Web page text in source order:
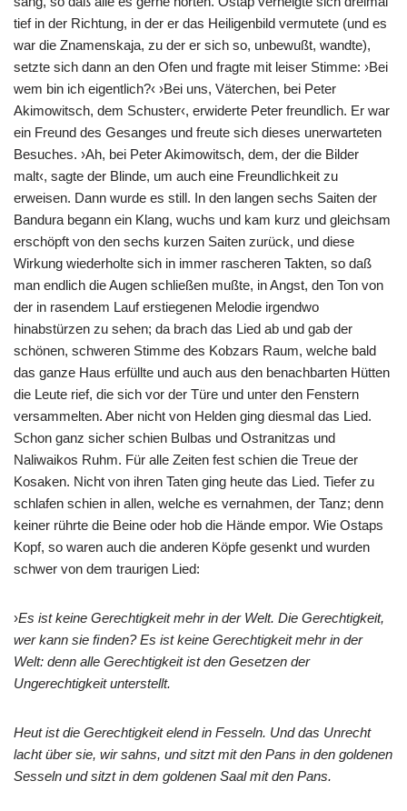
tief in der Richtung, in der er das Heiligenbild vermutete (und es
war die Znamenskaja, zu der er sich so, unbewußt, wandte),
setzte sich dann an den Ofen und fragte mit leiser Stimme: ›Bei
wem bin ich eigentlich?‹ ›Bei uns, Väterchen, bei Peter
Akimowitsch, dem Schuster‹, erwiderte Peter freundlich. Er war
ein Freund des Gesanges und freute sich dieses unerwarteten
Besuches. ›Ah, bei Peter Akimowitsch, dem, der die Bilder
malt‹, sagte der Blinde, um auch eine Freundlichkeit zu
erweisen. Dann wurde es still. In den langen sechs Saiten der
Bandura begann ein Klang, wuchs und kam kurz und gleichsam
erschöpft von den sechs kurzen Saiten zurück, und diese
Wirkung wiederholte sich in immer rascheren Takten, so daß
man endlich die Augen schließen mußte, in Angst, den Ton von
der in rasendem Lauf erstiegenen Melodie irgendwo
hinabstürzen zu sehen; da brach das Lied ab und gab der
schönen, schweren Stimme des Kobzars Raum, welche bald
das ganze Haus erfüllte und auch aus den benachbarten Hütten
die Leute rief, die sich vor der Türe und unter den Fenstern
versammelten. Aber nicht von Helden ging diesmal das Lied.
Schon ganz sicher schien Bulbas und Ostranitzas und
Naliwaikos Ruhm. Für alle Zeiten fest schien die Treue der
Kosaken. Nicht von ihren Taten ging heute das Lied. Tiefer zu
schlafen schien in allen, welche es vernahmen, der Tanz; denn
keiner rührte die Beine oder hob die Hände empor. Wie Ostaps
Kopf, so waren auch die anderen Köpfe gesenkt und wurden
schwer von dem traurigen Lied:
›Es ist keine Gerechtigkeit mehr in der Welt. Die Gerechtigkeit,
wer kann sie ﬁnden? Es ist keine Gerechtigkeit mehr in der
Welt: denn alle Gerechtigkeit ist den Gesetzen der
Ungerechtigkeit unterstellt.
Heut ist die Gerechtigkeit elend in Fesseln. Und das Unrecht
lacht über sie, wir sahns, und sitzt mit den Pans in den goldenen
Sesseln und sitzt in dem goldenen Saal mit den Pans.